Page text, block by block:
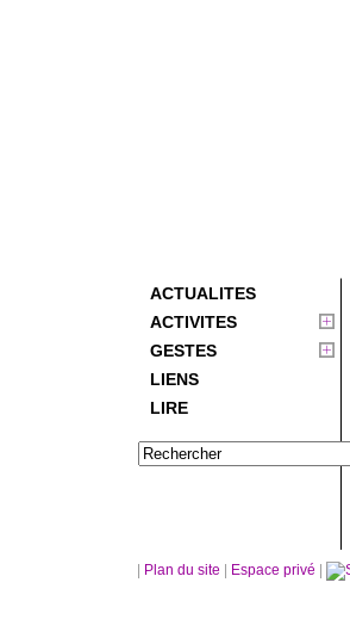
ACTUALITES
ACTIVITES
GESTES
LIENS
LIRE
Plan du site Espace privé